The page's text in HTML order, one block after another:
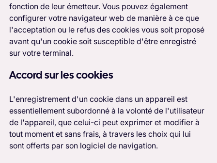
fonction de leur émetteur. Vous pouvez également
configurer votre navigateur web de manière à ce que
l'acceptation ou le refus des cookies vous soit proposé
avant qu'un cookie soit susceptible d'être enregistré
sur votre terminal.
Accord sur les cookies
L'enregistrement d'un cookie dans un appareil est
essentiellement subordonné à la volonté de l'utilisateur
de l'appareil, que celui-ci peut exprimer et modifier à
tout moment et sans frais, à travers les choix qui lui
sont offerts par son logiciel de navigation.